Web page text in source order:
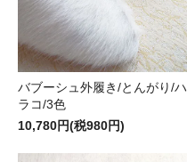
バブーシュ外履き/とんがり/ハ
ラコ/3色
10,780円(税980円)